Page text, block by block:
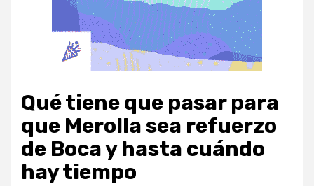
Qué tiene que pasar para
que Merolla sea refuerzo
de Boca y hasta cuándo
hay tiempo